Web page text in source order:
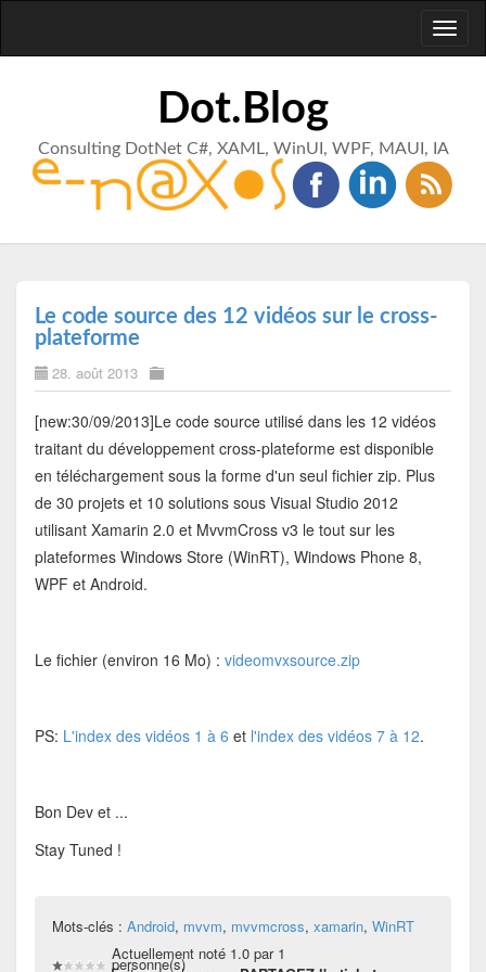
Dot.Blog
Consulting DotNet C#, XAML, WinUI, WPF, MAUI, IA
Le code source des 12 vidéos sur le cross-
plateforme
28. août 2013
[new:30/09/2013]Le code source utilisé dans les 12 vidéos
traitant du développement cross-plateforme est disponible
en téléchargement sous la forme d'un seul fichier zip. Plus
de 30 projets et 10 solutions sous Visual Studio 2012
utilisant Xamarin 2.0 et MvvmCross v3 le tout sur les
plateformes Windows Store (WinRT), Windows Phone 8,
WPF et Android.
Le fichier (environ 16 Mo) : videomvxsource.zip
PS: L'index des vidéos 1 à 6 et l'index des vidéos 7 à 12.
Bon Dev et ...
Stay Tuned !
Mots-clés : Android, mvvm, mvvmcross, xamarin, WinRT
Actuellement noté 1.0 par 1
personne(s)